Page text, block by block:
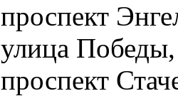
проспект
улица
проспект